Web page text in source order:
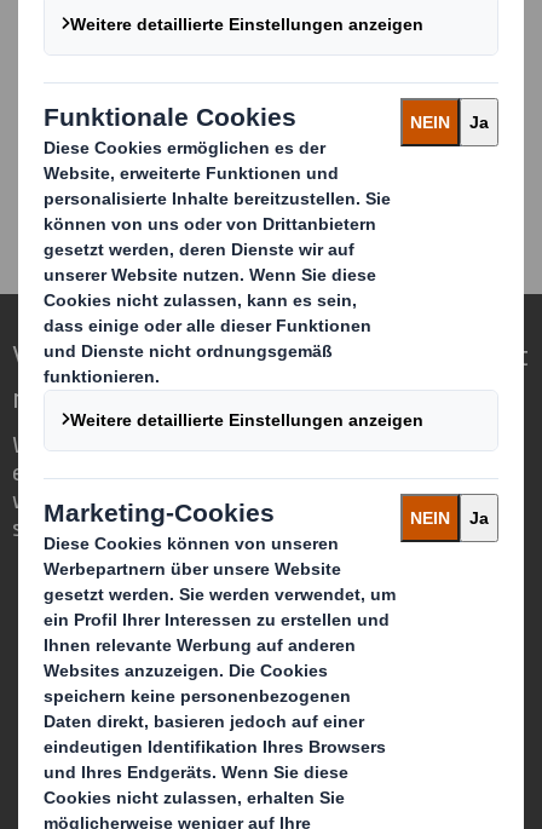
FINDE HIER DEINEN NEUEN JOB
Verpackungen für eine sich wandelnde Welt
neu definieren
Wir sind anders, weil wir die Chance
erkennen, dass Verpackungen eine
wichtige Rolle in der Welt um uns herum
spielen können.
Wer wir sind
Über DS Smith
Über International Paper
Zusammenschluss von IP + DS Smith
Nachhaltigkeit